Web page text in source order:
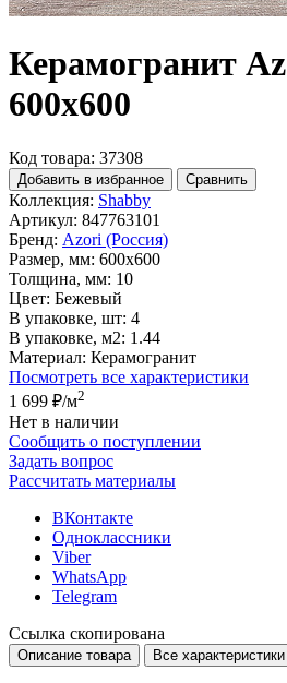
Керамогранит
600x600
Код товара: 37308
Добавить в избранное Сравнить
Коллекция: Shabby
Артикул: 847763101
Бренд: Azori (Россия)
Размер, мм: 600x600
Толщина, мм: 10
Цвет: Бежевый
В упаковке, шт: 4
В упаковке, м2: 1.44
Материал: Керамогранит
Посмотреть все характеристики
1 699 ₽/м2
Нет в наличии
Сообщить о поступлении
Задать вопрос
Рассчитать материалы
ВКонтакте
Одноклассники
Viber
WhatsApp
Telegram
Ссылка скопирована
Описание товара Все характеристики